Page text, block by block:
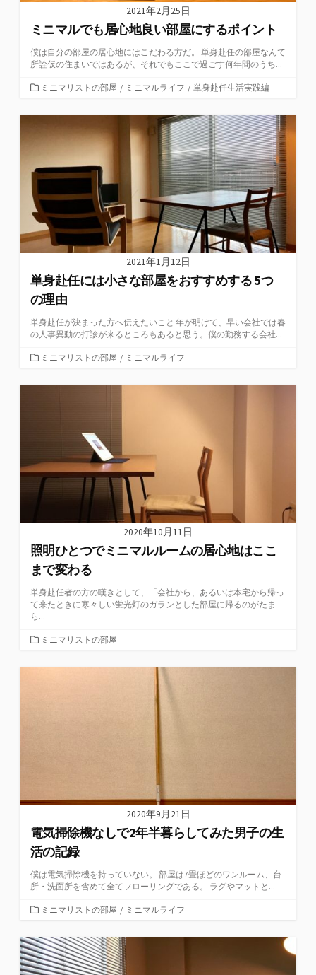
2021年2月25日
ミニマルでも居心地良い部屋にするポイント
僕は自分の部屋の居心地にはこだわる方だ。 単身赴任の部屋なんて
所詮仮の住まいではあるが、それでもここで過ごす何年間のうち...
カ
ゴ
リ
ミニマリストの部屋 / ミニマルライフ / 単身赴任生活実践編
2021年1月12日
単身赴任には小さな部屋をおすすめする 5つ
の理由
単身赴任が決まった方へ伝えたいこと 年が明けて、早い会社では春
の人事異動の打診が来るところもあると思う。僕の勤務する会社...
カ
ゴ
ミニマリストの部屋 / ミニマルライフ
2020年10月11日
照明ひとつでミニマルルームの居心地はここ
まで変わる
単身赴任者の方の嘆きとして、「会社から、あるいは本宅から帰っ
て来たときに寒々しい蛍光灯のガランとした部屋に帰るのがたま
ら...
カ
ゴ
ミニマリストの部屋
2020年9月21日
電気掃除機なしで2年半暮らしてみた男子の生
活の記録
僕は電気掃除機を持っていない。 部屋は7畳ほどのワンルーム、台
所・洗面所を含めて全てフローリングである。 ラグやマットと...
カ
ゴ
リ
ー
ミニマリストの部屋 / ミニマルライフ